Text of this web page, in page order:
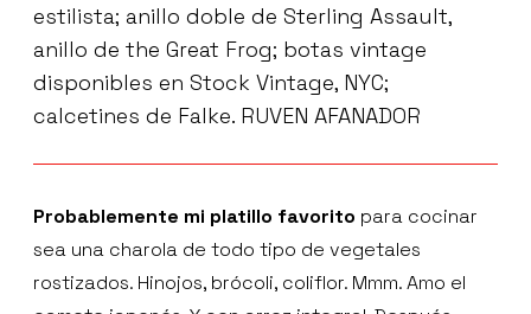
estilista; anillo doble de Sterling Assault,
anillo de the Great Frog; botas vintage
disponibles en Stock Vintage, NYC;
calcetines de Falke. RUVEN AFANADOR
Probablemente mi platillo favorito para cocinar
sea una charola de todo tipo de vegetales
rostizados. Hinojos, brócoli, coliflor. Mmm. Amo el